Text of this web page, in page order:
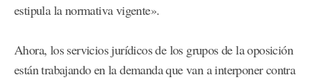
estipula la normativa vigente».
Ahora, los servicios jurídicos de los grupos de la oposición
están trabajando en la demanda que van a interponer contra